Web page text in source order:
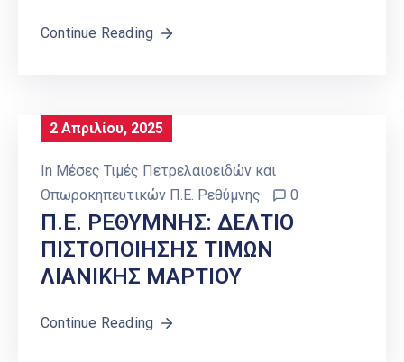
Continue Reading
2 Απριλίου, 2025
In Μέσες Τιμές Πετρελαιοειδών και
Οπωροκηπευτικών Π.Ε. Ρεθύμνης
0
Π.Ε. ΡΕΘΥΜΝΗΣ: ΔΕΛΤΙΟ
ΠΙΣΤΟΠΟΙΗΣΗΣ ΤΙΜΩΝ
ΛΙΑΝΙΚΗΣ ΜΑΡΤΙΟΥ
Continue Reading